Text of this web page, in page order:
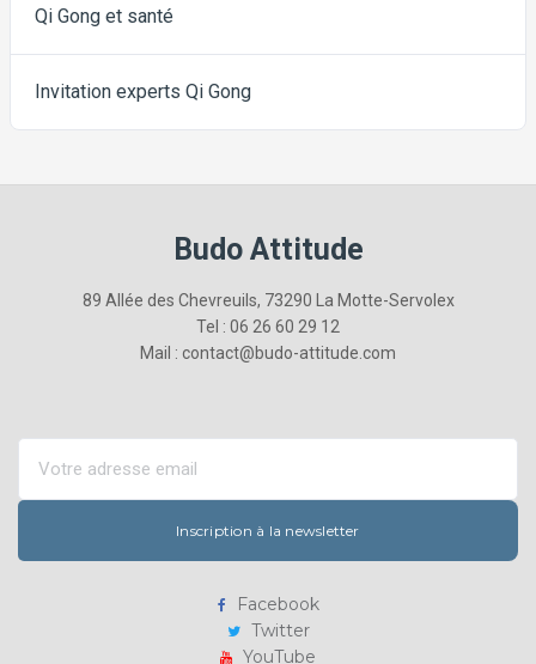
Qi Gong et santé
Invitation experts Qi Gong
Budo Attitude
89 Allée des Chevreuils, 73290 La Motte-Servolex
Tel : 06 26 60 29 12
Mail : contact@budo-attitude.com
Inscription à la newsletter
Facebook
Twitter
YouTube